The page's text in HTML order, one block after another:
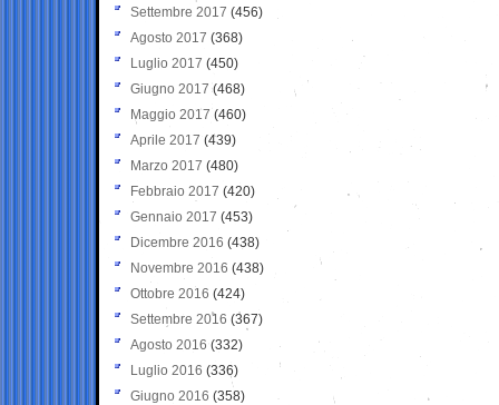
Settembre 2017 (456)
Agosto 2017 (368)
Luglio 2017 (450)
Giugno 2017 (468)
Maggio 2017 (460)
Aprile 2017 (439)
Marzo 2017 (480)
Febbraio 2017 (420)
Gennaio 2017 (453)
Dicembre 2016 (438)
Novembre 2016 (438)
Ottobre 2016 (424)
Settembre 2016 (367)
Agosto 2016 (332)
Luglio 2016 (336)
Giugno 2016 (358)